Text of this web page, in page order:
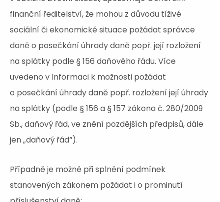
finanční ředitelství, že mohou z důvodu tíživé
sociální či ekonomické situace požádat správce
daně o posečkání úhrady daně popř. její rozložení
na splátky podle § 156 daňového řádu. Více
uvedeno v Informaci k možnosti požádat
o posečkání úhrady daně popř. rozložení její úhrady
na splátky (podle § 156 a § 157 zákona č. 280/2009
Sb., daňový řád, ve znění pozdějších předpisů, dále
jen „daňový řád“).
Případně je možné při splnění podmínek
stanovených zákonem požádat i o prominutí